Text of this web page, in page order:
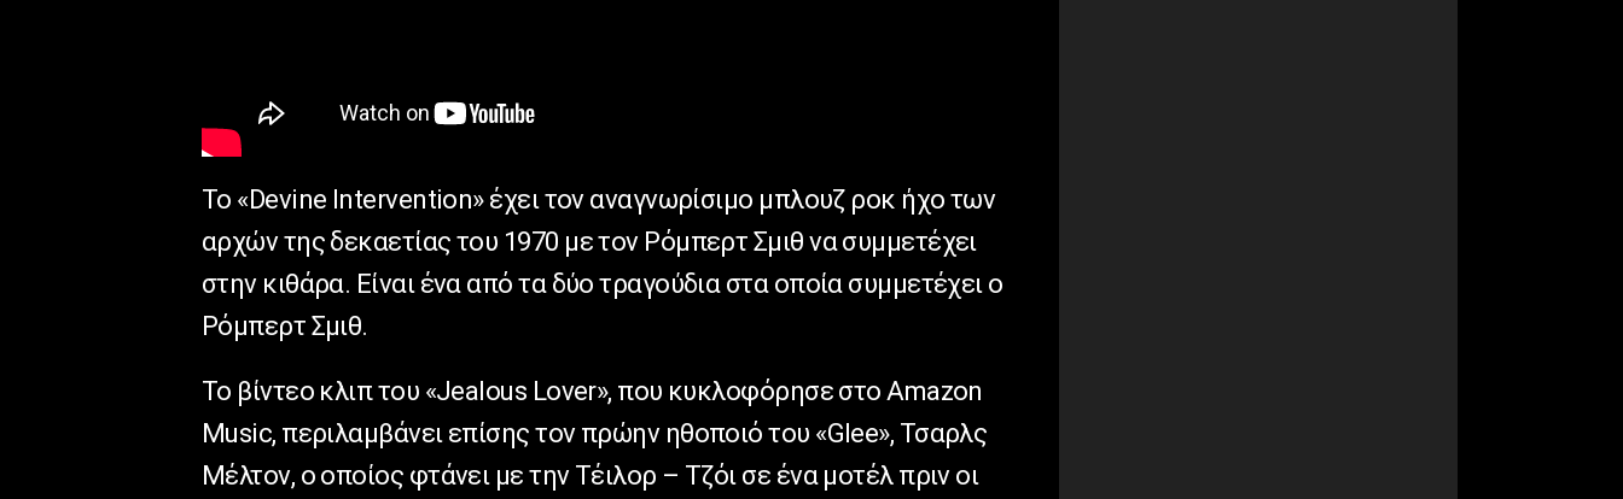
Το «Devine Intervention» έχει τον αναγνωρίσιμο μπλουζ ροκ ήχο των
αρχών της δεκαετίας του 1970 με τον Ρόμπερτ Σμιθ να συμμετέχει
στην κιθάρα. Είναι ένα από τα δύο τραγούδια στα οποία συμμετέχει ο
Ρόμπερτ Σμιθ.
Το βίντεο κλιπ του «Jealous Lover», που κυκλοφόρησε στο Amazon
Music, περιλαμβάνει επίσης τον πρώην ηθοποιό του «Glee», Τσαρλς
Μέλτον, ο οποίος φτάνει με την Τέιλορ – Τζόι σε ένα μοτέλ πριν οι